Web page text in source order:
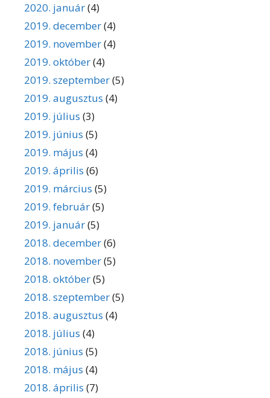
2020. január(4)
2019. december(4)
2019. november(4)
2019. október(4)
2019. szeptember(5)
2019. augusztus (4)
2019. július (3)
2019. június (5)
2019. május (4)
2019. április (6)
2019. március (5)
2019. február(5)
2019. január(5)
2018. december(6)
2018. november(5)
2018. október(5)
2018. szeptember(5)
2018. augusztus (4)
2018. július (4)
2018. június (5)
2018. május (4)
2018. április (7)